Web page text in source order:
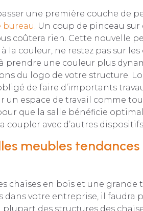
une première couche de
bureau . Un coup de pinceau
coûtera rien. Cette nouvelle
à la couleur, ne restez pas sur
à prendre une couleur plus
du logo de votre structure.
de faire d’importants
un espace de travail comme
que la salle bénéficie
coupler avec d’autres
meubles
chaises en bois et une
dans votre entreprise, il faudra
plupart des structures des